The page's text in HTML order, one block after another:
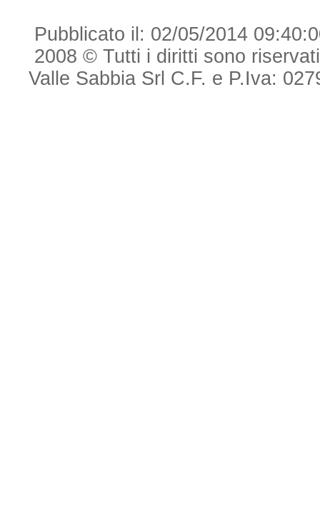
Pubblicato il: 02/05/2014
2008 © Tutti i diritti sono
Valle Sabbia Srl C.F. e P.Iva: